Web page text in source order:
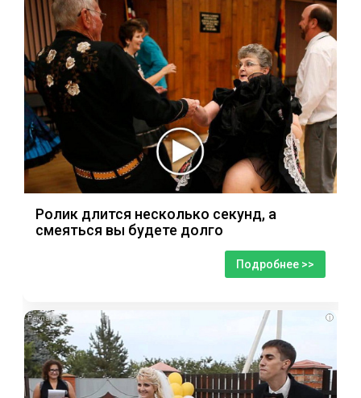
Ролик длится несколько секунд, а
смеяться вы будете долго
Подробнее >>
i